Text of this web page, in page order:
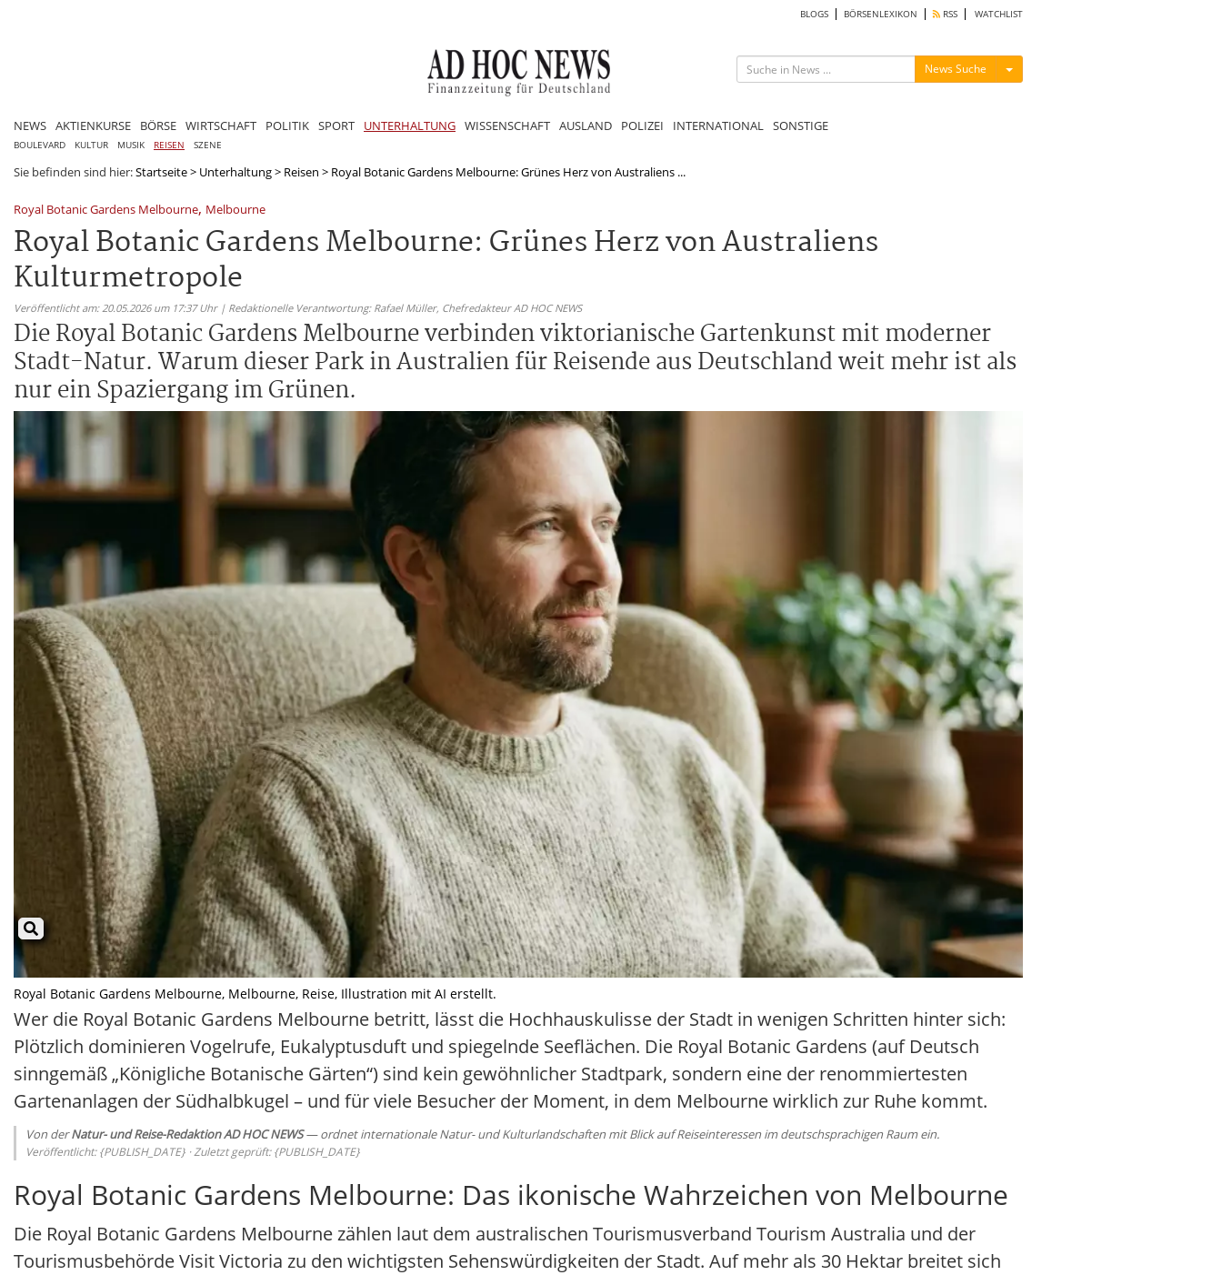
BLOGS BÖRSENLEXIKON RSS WATCHLIST
News Suche Menü ein-/ausblenden
NEWS AKTIENKURSE BÖRSE WIRTSCHAFT POLITIK SPORT UNTERHALTUNG WISSENSCHAFT AUSLAND POLIZEI INTERNATIONAL SONSTIGE
BOULEVARD KULTUR MUSIK REISEN SZENE
Sie befinden sind hier:Startseite> Unterhaltung> Reisen > Royal Botanic Gardens Melbourne: Grünes Herz von Australiens ...
Royal Botanic Gardens Melbourne, Melbourne
Royal Botanic Gardens Melbourne: Grünes Herz von Australiens
Kulturmetropole
Veröffentlicht am: 20.05.2026 um 17:37 Uhr | Redaktionelle Verantwortung: Rafael Müller, Chefredakteur AD HOC NEWS
Die Royal Botanic Gardens Melbourne verbinden viktorianische Gartenkunst mit moderner
Stadt-Natur. Warum dieser Park in Australien für Reisende aus Deutschland weit mehr ist als
nur ein Spaziergang im Grünen.
Royal Botanic Gardens Melbourne, Melbourne, Reise, Illustration mit AI erstellt.
Wer die Royal Botanic Gardens Melbourne betritt, lässt die Hochhauskulisse der Stadt in wenigen Schritten hinter sich:
Plötzlich dominieren Vogelrufe, Eukalyptusduft und spiegelnde Seeflächen. Die Royal Botanic Gardens (auf Deutsch
sinngemäß „Königliche Botanische Gärten“) sind kein gewöhnlicher Stadtpark, sondern eine der renommiertesten
Gartenanlagen der Südhalbkugel – und für viele Besucher der Moment, in dem Melbourne wirklich zur Ruhe kommt.
Von derNatur- und Reise-Redaktion AD HOC NEWS— ordnet internationale Natur- und Kulturlandschaften mit Blick auf Reiseinteressen im deutschsprachigen Raum ein.
Veröffentlicht: {PUBLISH_DATE} · Zuletzt geprüft: {PUBLISH_DATE}
Royal Botanic Gardens Melbourne: Das ikonische Wahrzeichen von Melbourne
Die Royal Botanic Gardens Melbourne zählen laut dem australischen Tourismusverband Tourism Australia und der
Tourismusbehörde Visit Victoria zu den wichtigsten Sehenswürdigkeiten der Stadt. Auf mehr als 30 Hektar breitet sich